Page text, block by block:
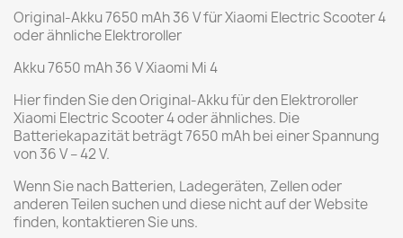
Original-Akku 7650 mAh 36 V für Xiaomi Electric Scooter 4
oder ähnliche Elektroroller
Akku 7650 mAh 36 V Xiaomi Mi 4
Hier finden Sie den Original-Akku für den Elektroroller
Xiaomi Electric Scooter 4 oder ähnliches. Die
Batteriekapazität beträgt 7650 mAh bei einer Spannung
von 36 V – 42 V.
Wenn Sie nach Batterien, Ladegeräten, Zellen oder
anderen Teilen suchen und diese nicht auf der Website
finden, kontaktieren Sie uns.